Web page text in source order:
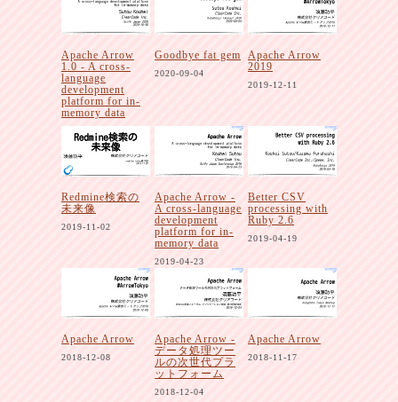
Apache Arrow
1.0 - A cross-
language
development
platform for in-
memory data
2020-10-30
Goodbye fat gem
2020-09-04
Apache Arrow
2019
2019-12-11
Redmine検索の
未来像
2019-11-02
Apache Arrow -
A cross-language
development
platform for in-
memory data
2019-04-23
Better CSV
processing with
Ruby 2.6
2019-04-19
Apache Arrow
2018-12-08
Apache Arrow -
データ処理ツー
ルの次世代プラ
ットフォーム
2018-12-04
Apache Arrow
2018-11-17